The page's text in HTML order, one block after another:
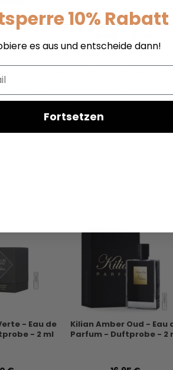
Kilian Back to Back -
Reise voller Kontraste
Erlebnis sorgen. Die
Frische von Lavendel, gepaart
Duft eine unwiderstehliche Tiefe
sind, ist im Produktnamen oben
- Eau de
- 2 ml
Kilian Amber Oud - Eau
Parfum - Duftprobe - 2
10% Rabatt
es aus und entscheide dann!
Fortsetzen